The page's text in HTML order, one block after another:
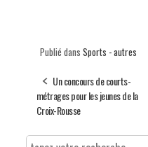
Publié dans Sports - autres
Un concours de courts-
métrages pour les jeunes de la
Croix-Rousse